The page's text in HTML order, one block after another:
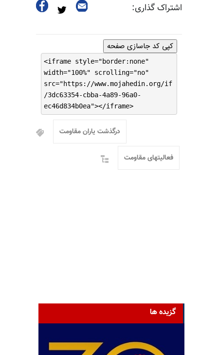
اشتراک گذاری:
کپی کد جاسازی صفحه
<iframe style="border:none"
width="100%" scrolling="no"
src="https://www.mojahedin.org/if
/3dc63354-cbba-4a89-96a0-
ec46d834b0ea"></iframe>
درگذشت یاران مقاومت
فعالیتهای مقاومت
گزیده ها